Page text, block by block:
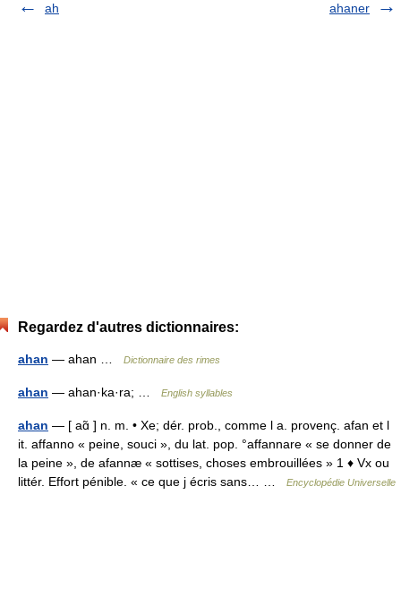
ah
ahaner
Regardez d'autres dictionnaires:
ahan — ahan … Dictionnaire des rimes
ahan — ahan·ka·ra; … English syllables
ahan — [ aɑ̃ ] n. m. • Xe; dér. prob., comme l a. provenç. afan et l
it. affanno « peine, souci », du lat. pop. °affannare « se donner de
la peine », de afannæ « sottises, choses embrouillées » 1 ♦ Vx ou
littér. Effort pénible. « ce que j écris sans… …
Encyclopédie Universelle